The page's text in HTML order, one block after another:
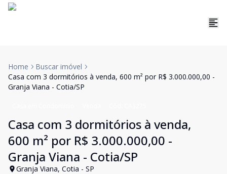
Home
Buscar imóvel
Casa com 3 dormitórios à venda, 600 m² por R$ 3.000.000,00 -
Granja Viana - Cotia/SP
Casa com 3 dormitórios à venda,
600 m² por R$ 3.000.000,00 -
Granja Viana - Cotia/SP
Granja Viana, Cotia - SP